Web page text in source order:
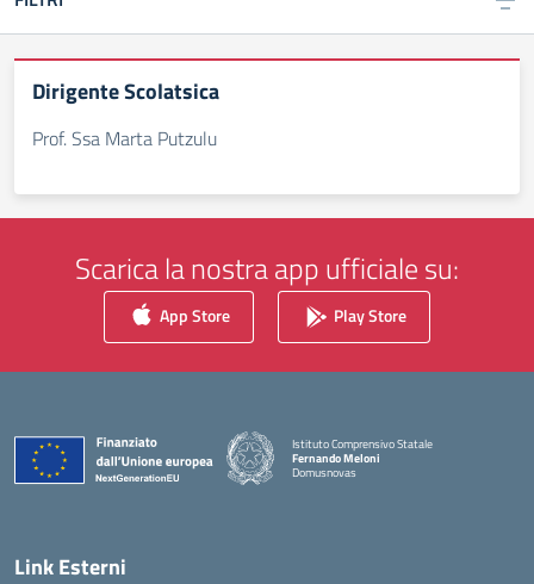
Dirigente Scolatsica
Prof. Ssa Marta Putzulu
Scarica la nostra app ufficiale su:
App Store Play Store
Istituto Comprensivo Statale
Fernando Meloni
Domusnovas
Link Esterni